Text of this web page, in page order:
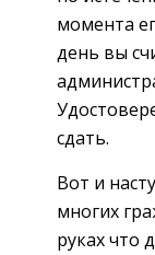
момента
день вы
сдать.
Вот и
многих
руках что